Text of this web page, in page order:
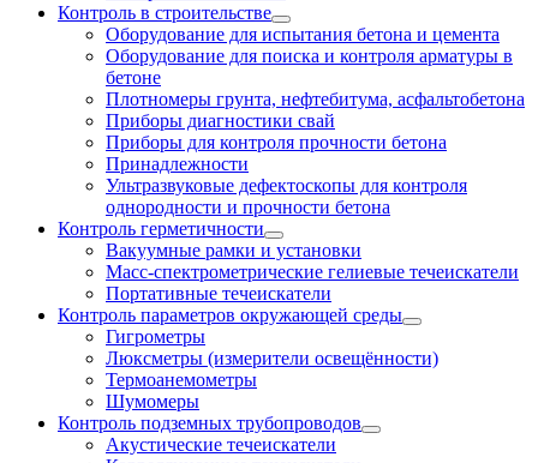
Контроль в строительстве
Оборудование для испытания бетона и цемента
Оборудование для поиска и контроля арматуры в
бетоне
Плотномеры грунта, нефтебитума, асфальтобетона
Приборы диагностики свай
Приборы для контроля прочности бетона
Принадлежности
Ультразвуковые дефектоскопы для контроля
однородности и прочности бетона
Контроль герметичности
Вакуумные рамки и установки
Масс-спектрометрические гелиевые течеискатели
Портативные течеискатели
Контроль параметров окружающей среды
Гигрометры
Люксметры (измерители освещённости)
Термоанемометры
Шумомеры
Контроль подземных трубопроводов
Акустические течеискатели